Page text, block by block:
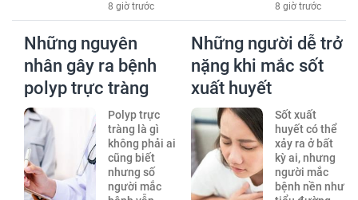
8 giờ trước 8 giờ trước
Những nguyên
nhân gây ra bệnh
polyp trực tràng
Polyp trực
tràng là gì
không phải ai
cũng biết
nhưng số
người mắc
Những người dễ trở
nặng khi mắc sốt
xuất huyết
Sốt xuất
huyết có thể
xảy ra ở bất
kỳ ai, nhưng
người mắc
bệnh nền như